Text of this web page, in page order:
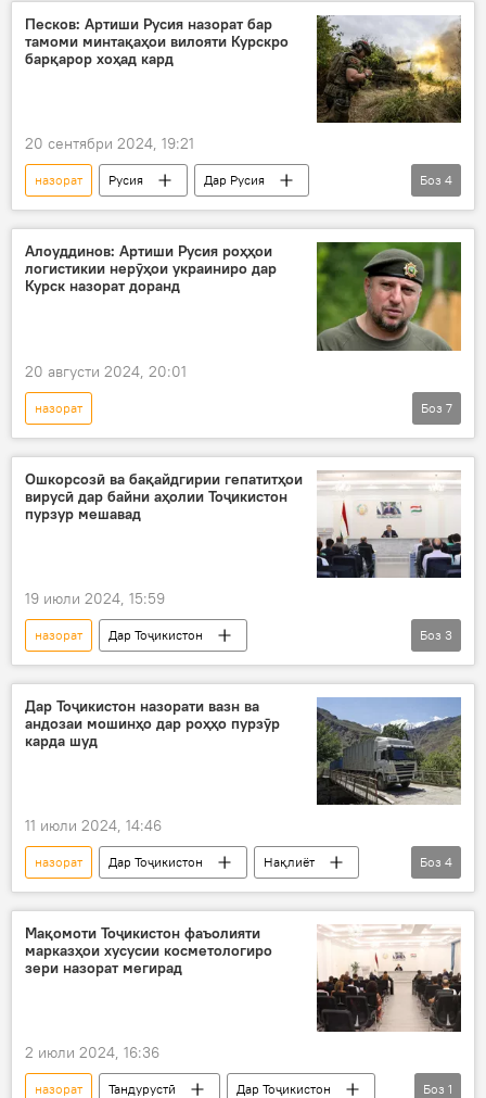
Песков: Артиши Русия назорат бар
тамоми минтақаҳои вилояти Курскро
барқарор хоҳад кард
20 сентябри 2024, 19:21
назорат Русия
Дар Русия
артиш
барқарор кардан
Дмитрий Песков
амалиёти вижа
Боз 4
Алоуддинов: Артиши Русия роҳҳои
логистикии нерӯҳои украиниро дар
Курск назорат доранд
20 августи 2024, 20:01
назорат
Амалиёти вижаи Русия барои ҳимояи Донбасс: охирин хабарҳо
амалиёти вижа
Дар Русия
нерӯҳои мусаллаҳ
Украина
Боз 7
Ошкорсозӣ ва бақайдгирии гепатитҳои
вирусӣ дар байни аҳолии Тоҷикистон
пурзур мешавад
19 июли 2024, 15:59
назорат
Дар Тоҷикистон
Вазорати тандурустӣ
Ҷамолиддин Абдуллозода
вируси нав
Боз 3
Дар Тоҷикистон назорати вазн ва
андозаи мошинҳо дар роҳҳо пурзӯр
карда шуд
11 июли 2024, 14:46
назорат Дар Тоҷикистон
Нақлиёт
Вазорати нақлиёт
боркашонӣ
вазн
роҳ
Боз 4
Мақомоти Тоҷикистон фаъолияти
марказҳои хусусии косметологиро
зери назорат мегирад
2 июли 2024, 16:36
назорат Тандурустӣ
Дар Тоҷикистон
Боз 1